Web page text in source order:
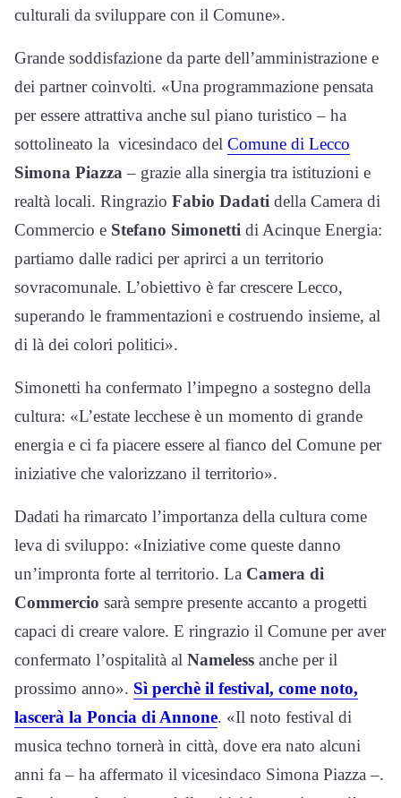
culturali da sviluppare con il Comune».
Grande soddisfazione da parte dell’amministrazione e
dei partner coinvolti. «Una programmazione pensata
per essere attrattiva anche sul piano turistico – ha
sottolineato la vicesindaco del Comune di Lecco
Simona Piazza – grazie alla sinergia tra istituzioni e
realtà locali. Ringrazio Fabio Dadati della Camera di
Commercio e Stefano Simonetti di Acinque Energia:
partiamo dalle radici per aprirci a un territorio
sovracomunale. L’obiettivo è far crescere Lecco,
superando le frammentazioni e costruendo insieme, al
di là dei colori politici».
Simonetti ha confermato l’impegno a sostegno della
cultura: «L’estate lecchese è un momento di grande
energia e ci fa piacere essere al fianco del Comune per
iniziative che valorizzano il territorio».
Dadati ha rimarcato l’importanza della cultura come
leva di sviluppo: «Iniziative come queste danno
un’impronta forte al territorio. La Camera di
Commercio sarà sempre presente accanto a progetti
capaci di creare valore. E ringrazio il Comune per aver
confermato l’ospitalità al Nameless anche per il
prossimo anno». Sì perchè il festival, come noto,
lascerà la Poncia di Annone. «Il noto festival di
musica techno tornerà in città, dove era nato alcuni
anni fa – ha affermato il vicesindaco Simona Piazza –.